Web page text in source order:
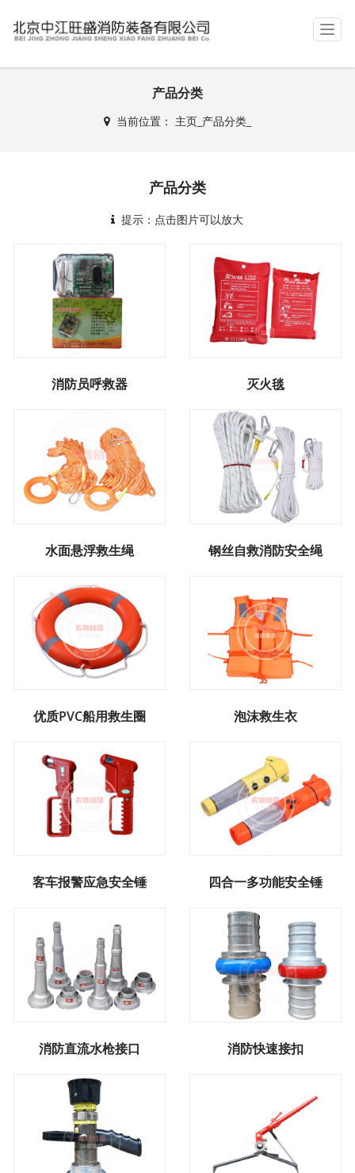
T
o
n
产品分类
当前位置： 主页_ 产品分类_
产品分类
提示：点击图片可以放大
消防员呼救器 灭火毯
水面悬浮救生绳 钢丝自救消防安全绳
优质PVC船用救生圈 泡沫救生衣
客车报警应急安全锤 四合一多功能安全锤
消防直流水枪接口 消防快速接扣